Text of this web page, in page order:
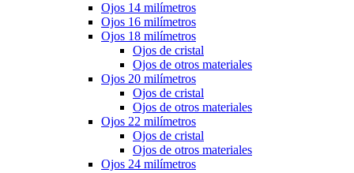
Ojos 14 milímetros
Ojos 16 milímetros
Ojos 18 milímetros
Ojos de cristal
Ojos de otros materiales
Ojos 20 milímetros
Ojos de cristal
Ojos de otros materiales
Ojos 22 milímetros
Ojos de cristal
Ojos de otros materiales
Ojos 24 milímetros